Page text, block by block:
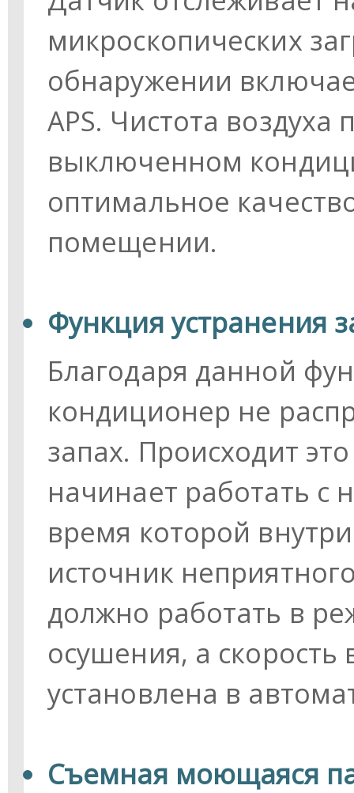
микроскопических
обнаружении
APS. Чистота
выключенном
оптимальное
помещении.
Функция устранения
Благодаря данной
кондиционер не
запах. Происходит
начинает работать с
время которой
источник
должно работать в
осушения, а
установлена в
Съемная моющаяся